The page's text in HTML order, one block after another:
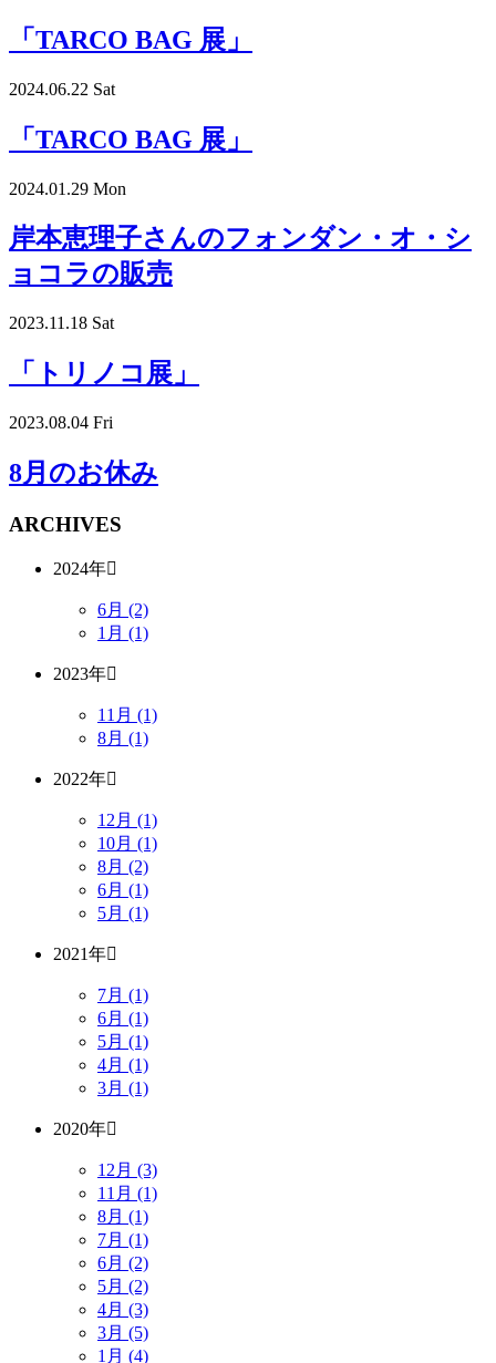
「TARCO BAG 展」
2024.06.22 Sat
「TARCO BAG 展」
2024.01.29 Mon
岸本恵理子さんのフォンダン・オ・シ
ョコラの販売
2023.11.18 Sat
「トリノコ展」
2023.08.04 Fri
8月のお休み
ARCHIVES
2024年
6月 (2)
1月 (1)
2023年
11月 (1)
8月 (1)
2022年
12月 (1)
10月 (1)
8月 (2)
6月 (1)
5月 (1)
2021年
7月 (1)
6月 (1)
5月 (1)
4月 (1)
3月 (1)
2020年
12月 (3)
11月 (1)
8月 (1)
7月 (1)
6月 (2)
5月 (2)
4月 (3)
3月 (5)
1月 (4)